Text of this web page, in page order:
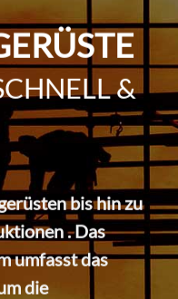
&
bis hin zu
. Das
umfasst das
die